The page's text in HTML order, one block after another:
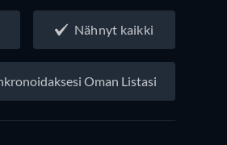
Nähnyt kaikki
Oman Listasi